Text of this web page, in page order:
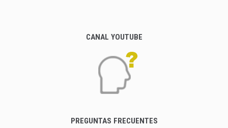
CANAL YOUTUBE
PREGUNTAS FRECUENTES